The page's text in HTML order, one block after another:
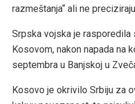
razmeštanja“ ali ne
Srpska vojska je rasporedila
Kosovom, nakon napada na
septembra u Banjskoj u
Kosovo je okrivilo Srbiju za